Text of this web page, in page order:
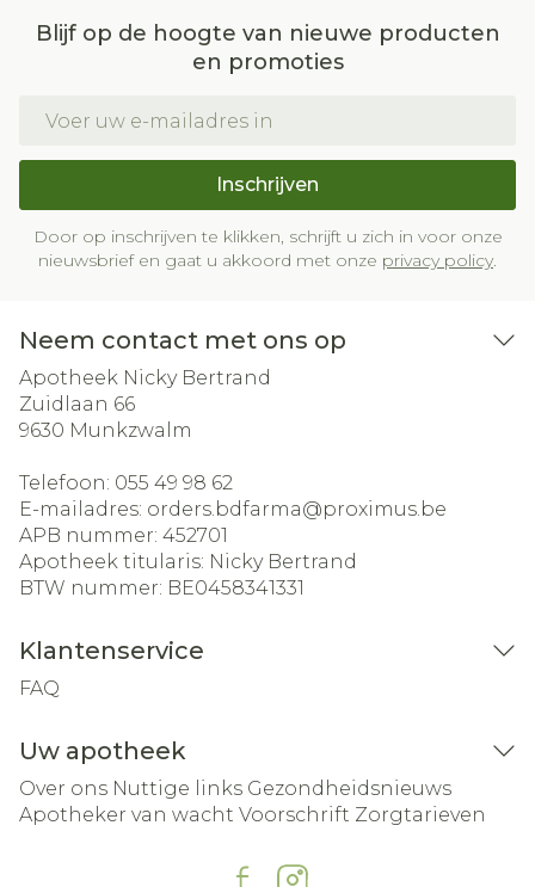
Blijf op de hoogte van nieuwe producten
en promoties
Inschrijven
Door op inschrijven te klikken, schrijft u zich in voor onze
nieuwsbrief en gaat u akkoord met onze privacy policy.
Neem contact met ons op
Apotheek Nicky Bertrand
Zuidlaan 66
9630 Munkzwalm
Telefoon: 055 49 98 62
E-mailadres: orders.bdfarma@proximus.be
APB nummer: 452701
Apotheek titularis: Nicky Bertrand
BTW nummer: BE0458341331
Klantenservice
FAQ
Uw apotheek
Over ons Nuttige links Gezondheidsnieuws
Apotheker van wacht Voorschrift Zorgtarieven